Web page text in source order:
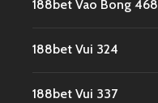
188bet Vao Bong 468
188bet Vui 324
188bet Vui 337